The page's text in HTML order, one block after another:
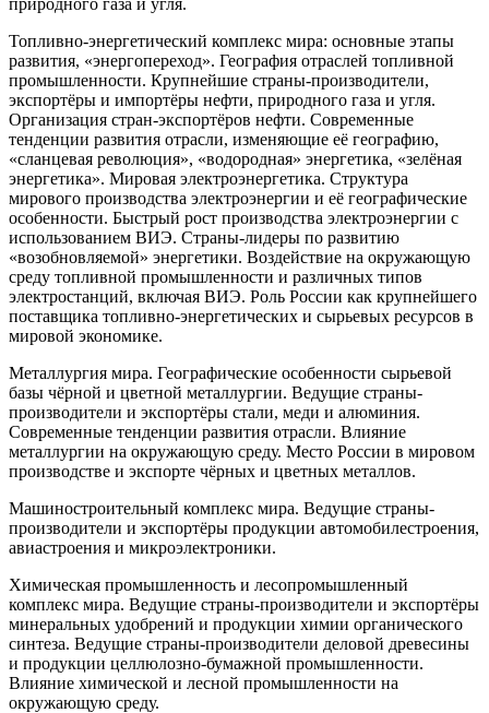
Топливно-энергетический комплекс мира: основные этапы
развития, «энергопереход». География отраслей топливной
промышленности. Крупнейшие страны-производители,
экспортёры и импортёры нефти, природного газа и угля.
Организация стран-экспортёров нефти. Современные
тенденции развития отрасли, изменяющие её географию,
«сланцевая революция», «водородная» энергетика, «зелёная
энергетика». Мировая электроэнергетика. Структура
мирового производства электроэнергии и её географические
особенности. Быстрый рост производства электроэнергии с
использованием ВИЭ. Страны-лидеры по развитию
«возобновляемой» энергетики. Воздействие на окружающую
среду топливной промышленности и различных типов
электростанций, включая ВИЭ. Роль России как крупнейшего
поставщика топливно-энергетических и сырьевых ресурсов в
мировой экономике.
Металлургия мира. Географические особенности сырьевой
базы чёрной и цветной металлургии. Ведущие страны-
производители и экспортёры стали, меди и алюминия.
Современные тенденции развития отрасли. Влияние
металлургии на окружающую среду. Место России в мировом
производстве и экспорте чёрных и цветных металлов.
Машиностроительный комплекс мира. Ведущие страны-
производители и экспортёры продукции автомобилестроения,
авиастроения и микроэлектроники.
Химическая промышленность и лесопромышленный
комплекс мира. Ведущие страны-производители и экспортёры
минеральных удобрений и продукции химии органического
синтеза. Ведущие страны-производители деловой древесины
и продукции целлюлозно-бумажной промышленности.
Влияние химической и лесной промышленности на
окружающую среду.